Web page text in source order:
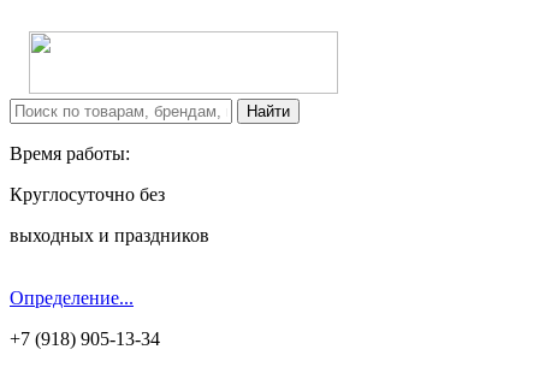
Время работы:
Круглосуточно без
выходных и праздников
Определение...
+7 (918) 905-13-34